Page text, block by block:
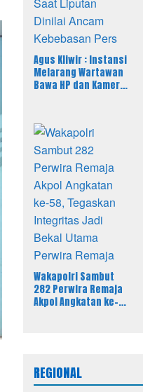
Agus Kliwir : Instansi
Melarang Wartawan
Bawa HP dan Kamera
Pers
Wakapolri Sambut
282 Perwira Remaja
Akpol Angkatan ke-
REGIONAL